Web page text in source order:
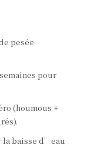
pesée
pour
(houmous +
baisse d’eau